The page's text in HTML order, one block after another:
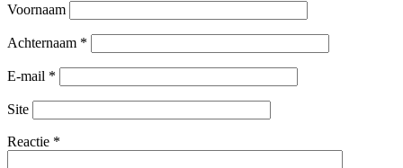
Voornaam
Achternaam *
E-mail *
Site
Reactie *